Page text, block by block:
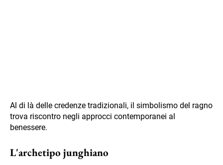
Al di là delle credenze tradizionali, il simbolismo del ragno
trova riscontro negli approcci contemporanei al
benessere.
L'archetipo junghiano